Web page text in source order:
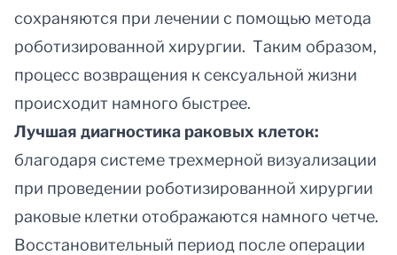
сохраняются при лечении с помощью метода
роботизированной хирургии. Таким образом,
процесс возвращения к сексуальной жизни
происходит намного быстрее.
Лучшая диагностика раковых клеток:
благодаря системе трехмерной визуализации
при проведении роботизированной хирургии
раковые клетки отображаются намного четче.
Восстановительный период после операции